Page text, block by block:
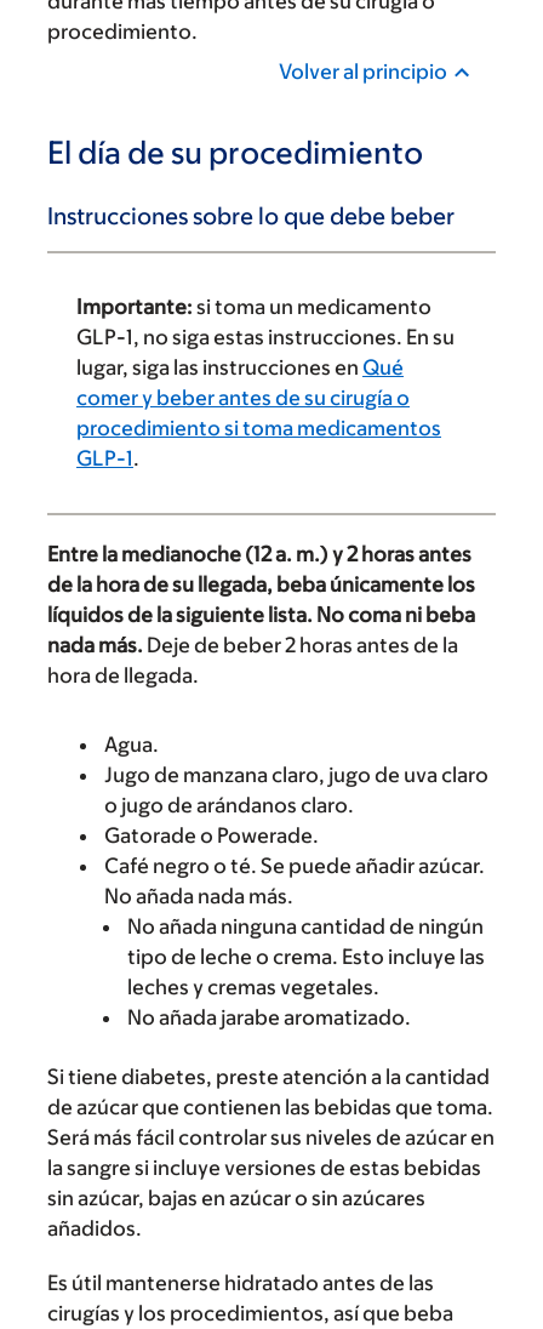
procedimiento.
Volver al principio
El día de su procedimiento
Instrucciones sobre lo que debe beber
Importante: si toma un medicamento
GLP-1, no siga estas instrucciones. En su
lugar, siga las instrucciones en Qué
comer y beber antes de su cirugía o
procedimiento si toma medicamentos
GLP-1.
Entre la medianoche (12 a. m.) y 2 horas antes
de la hora de su llegada, beba únicamente los
líquidos de la siguiente lista. No coma ni beba
nada más. Deje de beber 2 horas antes de la
hora de llegada.
Agua.
Jugo de manzana claro, jugo de uva claro
o jugo de arándanos claro.
Gatorade o Powerade.
Café negro o té. Se puede añadir azúcar.
No añada nada más.
No añada ninguna cantidad de ningún
tipo de leche o crema. Esto incluye las
leches y cremas vegetales.
No añada jarabe aromatizado.
Si tiene diabetes, preste atención a la cantidad
de azúcar que contienen las bebidas que toma.
Será más fácil controlar sus niveles de azúcar en
la sangre si incluye versiones de estas bebidas
sin azúcar, bajas en azúcar o sin azúcares
añadidos.
Es útil mantenerse hidratado antes de las
cirugías y los procedimientos, así que beba